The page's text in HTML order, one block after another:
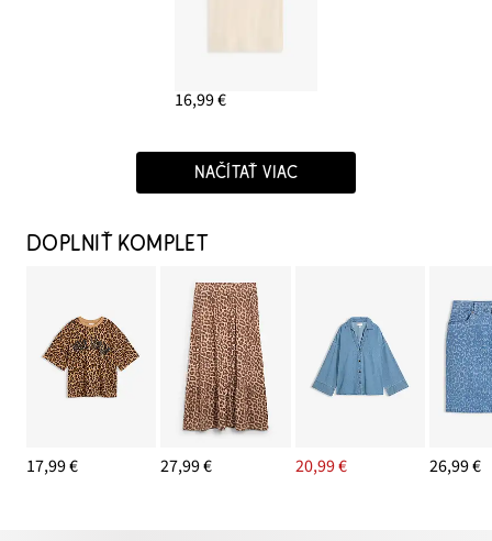
16,99 €
NAČÍTAŤ VIAC
DOPLNIŤ KOMPLET
17,99 € 27,99 € 20,99 € 26,99 €